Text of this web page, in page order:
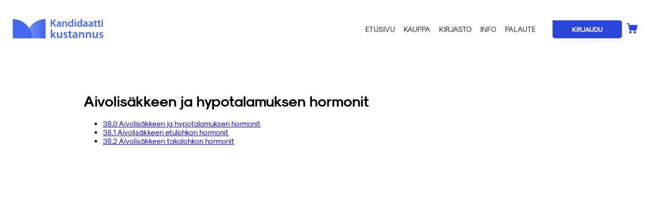
ETUSIVU KAUPPA KIRJASTO INFO PALAUTE KIRJAUDU
Aivolisäkkeen ja hypotalamuksen hormonit
38.0 Aivolisäkkeen ja hypotalamuksen hormonit
38.1 Aivolisäkkeen etulohkon hormonit
38.2 Aivolisäkkeen takalohkon hormonit